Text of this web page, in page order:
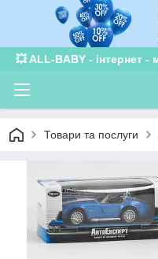
💥 ALL-BABY - інтернет -
Товари та послуги